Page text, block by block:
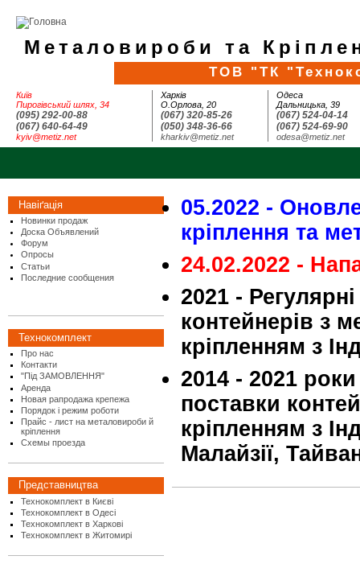
Металовироби та
ТОВ "ТК
Київ
Пирогівський шлях, 34
(095) 292-00-88
(067) 640-64-49
kyiv@metiz.net
Харків
О.Орлова, 20
(067) 320-85-26
(050) 348-36-66
kharkiv@metiz.net
Одеса
Дальницька, 39
(067) 524-04-14
(067) 524-69-90
odesa@metiz.net
Навіґація
Новинки продаж
Доска Объявлений
Форум
Опросы
Статьи
Последние сообщения
Технокомплект
Про нас
Контакти
"Під ЗАМОВЛЕННЯ"
Аренда
Новая рапродажа крепежа
Порядок і режим роботи
Прайс - лист на металовироби й
кріплення
Схемы проезда
Представництва
Технокомплект в Києві
Технокомплект в Одесі
Технокомплект в Харкові
Технокомплект в Житомирі
05.2022 -
кріплення та
24.02.2022 -
2021 -
контейнерів з
кріпленням з
2014 - 2021
поставки
кріпленням з
Малайзії,